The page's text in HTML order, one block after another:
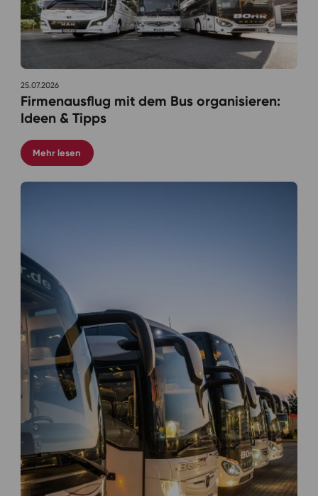
25.07.2026
Firmenausflug mit dem Bus organisieren:
Ideen & Tipps
Mehr lesen